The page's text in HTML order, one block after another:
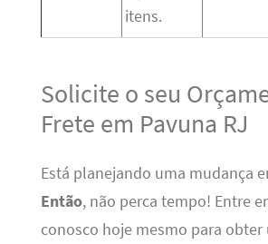
itens.
Solicite o seu
Frete em Pavuna RJ
Está planejando uma mudança
Então, não perca tempo! Entre
conosco hoje mesmo para obter